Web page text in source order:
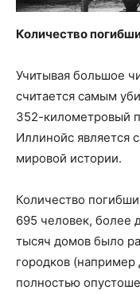
Количество
Учитывая большое
считается самым
352-километровый
Иллинойс является
мировой истории.
Количество
695 человек, более
тысяч домов было
городков
полностью